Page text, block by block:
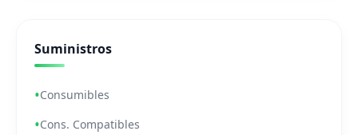
Suministros
Consumibles
Cons. Compatibles